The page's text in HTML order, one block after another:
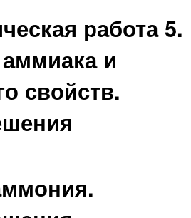
работа 5.
и
свойств.